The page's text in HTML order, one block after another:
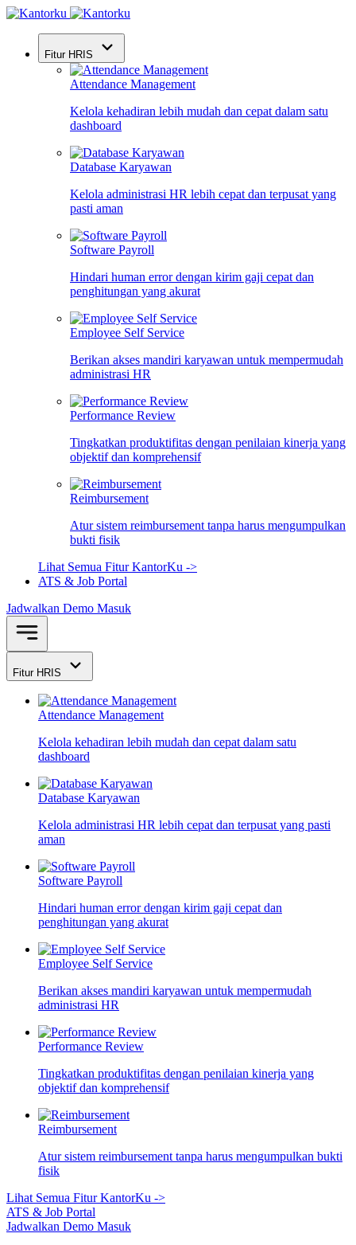
Fitur HRIS
Attendance Management
Kelola kehadiran lebih mudah dan cepat dalam satu
dashboard
Database Karyawan
Kelola administrasi HR lebih cepat dan terpusat yang
pasti aman
Software Payroll
Hindari human error dengan kirim gaji cepat dan
penghitungan yang akurat
Employee Self Service
Berikan akses mandiri karyawan untuk mempermudah
administrasi HR
Performance Review
Tingkatkan produktifitas dengan penilaian kinerja yang
objektif dan komprehensif
Reimbursement
Atur sistem reimbursement tanpa harus mengumpulkan
bukti fisik
Lihat Semua Fitur KantorKu ->
ATS & Job Portal
Jadwalkan Demo Masuk
Fitur HRIS
Attendance Management
Kelola kehadiran lebih mudah dan cepat dalam satu
dashboard
Database Karyawan
Kelola administrasi HR lebih cepat dan terpusat yang pasti
aman
Software Payroll
Hindari human error dengan kirim gaji cepat dan
penghitungan yang akurat
Employee Self Service
Berikan akses mandiri karyawan untuk mempermudah
administrasi HR
Performance Review
Tingkatkan produktifitas dengan penilaian kinerja yang
objektif dan komprehensif
Reimbursement
Atur sistem reimbursement tanpa harus mengumpulkan bukti
fisik
Lihat Semua Fitur KantorKu ->
ATS & Job Portal
Jadwalkan Demo Masuk